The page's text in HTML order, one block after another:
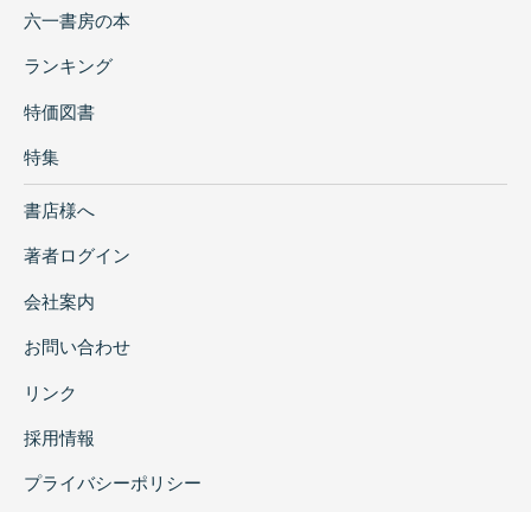
六一書房の本
ランキング
特価図書
特集
書店様へ
著者ログイン
会社案内
お問い合わせ
リンク
採用情報
プライバシーポリシー